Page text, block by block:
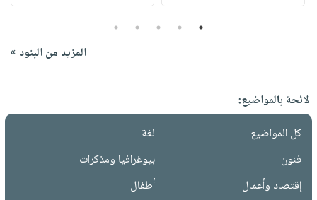
1
2
3
4
5
المزيد من البنود »
لائحة بالمواضيع:
كل المواضيع
لغة
فنون
بيوغرافيا ومذكرات
إقتصاد وأعمال
أطفال